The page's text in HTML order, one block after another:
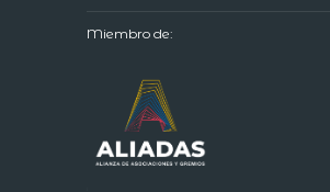
Miembro de: